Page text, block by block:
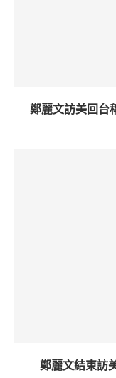
鄭麗文訪美回
鄭麗文結束訪